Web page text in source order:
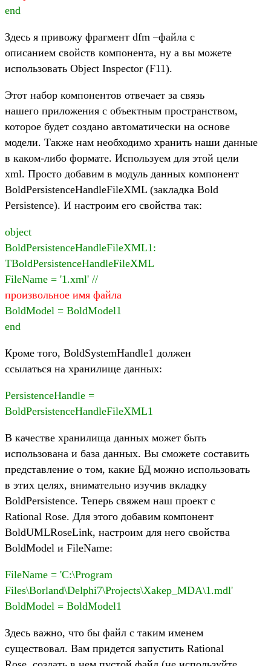
end
Здесь я привожу фрагмент dfm –файла с
описанием свойств компонента, ну а вы можете
использовать Object Inspector (F11).
Этот набор компонентов отвечает за связь
нашего приложения с объектным пространством,
которое будет создано автоматически на основе
модели. Также нам необходимо хранить наши данные
в каком-либо формате. Используем для этой цели
xml. Просто добавим в модуль данных компонент
BoldPersistenceHandleFileXML (закладка Bold
Persistence). И настроим его свойства так:
object
BoldPersistenceHandleFileXML1:
TBoldPersistenceHandleFileXML
FileName = '1.xml' //
произвольное имя файла
BoldModel = BoldModel1
end
Кроме того, BoldSystemHandle1 должен
ссылаться на хранилище данных:
PersistenceHandle =
BoldPersistenceHandleFileXML1
В качестве хранилища данных может быть
использована и база данных. Вы сможете составить
представление о том, какие БД можно использовать
в этих целях, внимательно изучив вкладку
BoldPersistence. Теперь свяжем наш проект с
Rational Rose. Для этого добавим компонент
BoldUMLRoseLink, настроим для него свойства
BoldModel и FileName:
FileName = 'C:\Program
Files\Borland\Delphi7\Projects\Xakep_MDA\1.mdl'
BoldModel = BoldModel1
Здесь важно, что бы файл с таким именем
существовал. Вам придется запустить Rational